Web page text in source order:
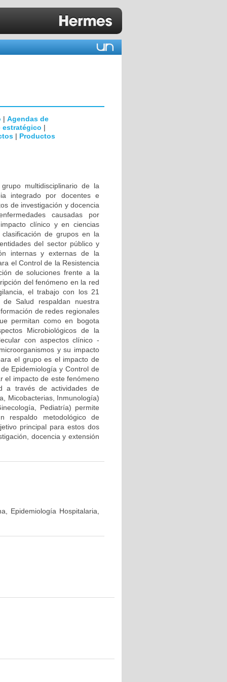
| Agendas de
estratégico |
| Productos
multidisciplinario de la
integrado por docentes e
de investigación y docencia
causadas por
clínico y en ciencias
de grupos en la
del sector público y
internas y externas de la
el Control de la Resistencia
de soluciones frente a la
del fenómeno en la red
el trabajo con los 21
Salud respaldan nuestra
de redes regionales
permitan como en bogota
Microbiológicos de la
con aspectos clínico -
y su impacto
el grupo es el impacto de
Epidemiología y Control de
el impacto de este fenómeno
a través de actividades de
Micobacterias, Inmunología)
Pediatría) permite
respaldo metodológico de
principal para estos dos
docencia y extensión
Epidemiología Hospitalaria,